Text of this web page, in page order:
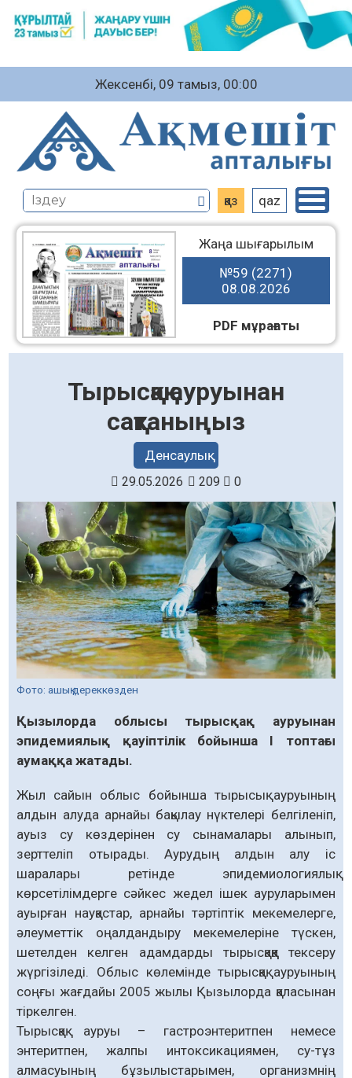
Жексенбі, 09 тамыз, 00:00
қаз qaz
Жаңа шығарылым
№59 (2271)
08.08.2026
PDF мұрағаты
Тырысқақ ауруынан
сақтаныңыз
Денсаулық
29.05.2026 209 0
Фото: ашық дереккөзден
Қызылорда облысы тырысқақ ауруынан
эпидемиялық қауіптілік бойынша І топтағы
аумаққа жатады.
Жыл сайын облыс бойынша тырысық ауруының
алдын алуда арнайы бақылау нүктелері белгіленіп,
ауыз су көздерінен су сынамалары алынып,
зерттеліп отырады. Аурудың алдын алу іс
шаралары ретінде эпидемиологиялық
көрсетілімдерге сәйкес жедел ішек ауруларымен
ауырған науқастар, арнайы тәртіптік мекемелерге,
әлеуметтік оңалдандыру мекемелеріне түскен,
шетелден келген адамдарды тырысқаққа тексеру
жүргізіледі. Облыс көлемінде тырысқақ ауруының
соңғы жағдайы 2005 жылы Қызылорда қаласынан
тіркелген.
Тырысқақ ауруы – гастроэнтеритпен немесе
энтеритпен, жалпы интоксикациямен, су-тұз
алмасуының бұзылыстарымен, организмнің